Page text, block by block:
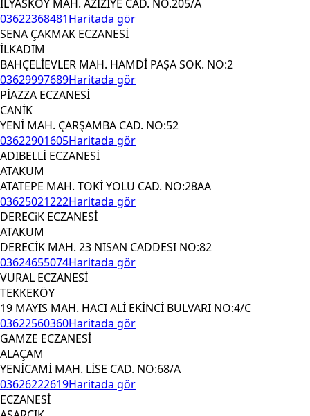
İLYASKÖY MAH. AZİZİYE CAD. NO.205/A
03622368481Haritada gör
SENA ÇAKMAK ECZANESİ
İLKADIM
BAHÇELİEVLER MAH. HAMDİ PAŞA SOK. NO:2
03629997689Haritada gör
PİAZZA ECZANESİ
CANİK
YENİ MAH. ÇARŞAMBA CAD. NO:52
03622901605Haritada gör
ADIBELLİ ECZANESİ
ATAKUM
ATATEPE MAH. TOKİ YOLU CAD. NO:28AA
03625021222Haritada gör
DERECiK ECZANESİ
ATAKUM
DERECİK MAH. 23 NISAN CADDESI NO:82
03624655074Haritada gör
VURAL ECZANESİ
TEKKEKÖY
19 MAYIS MAH. HACI ALİ EKİNCİ BULVARI NO:4/C
03622560360Haritada gör
GAMZE ECZANESİ
ALAÇAM
YENİCAMİ MAH. LİSE CAD. NO:68/A
03626222619Haritada gör
ECZANESİ